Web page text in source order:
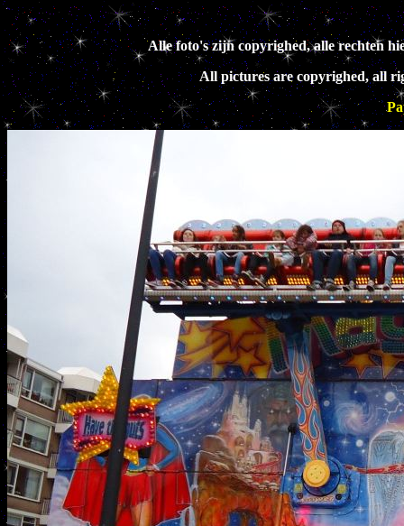
Alle foto's zijn copyrighed, alle rechten
All pictures are copyrighed, all